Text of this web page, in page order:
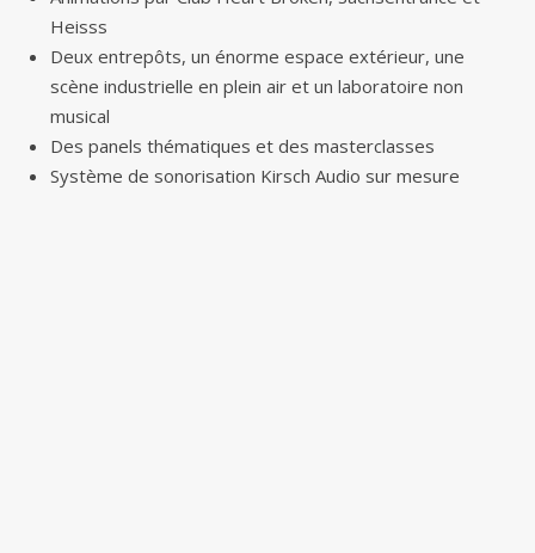
Heisss
Deux entrepôts, un énorme espace extérieur, une
scène industrielle en plein air et un laboratoire non
musical
Des panels thématiques et des masterclasses
Système de sonorisation Kirsch Audio sur mesure